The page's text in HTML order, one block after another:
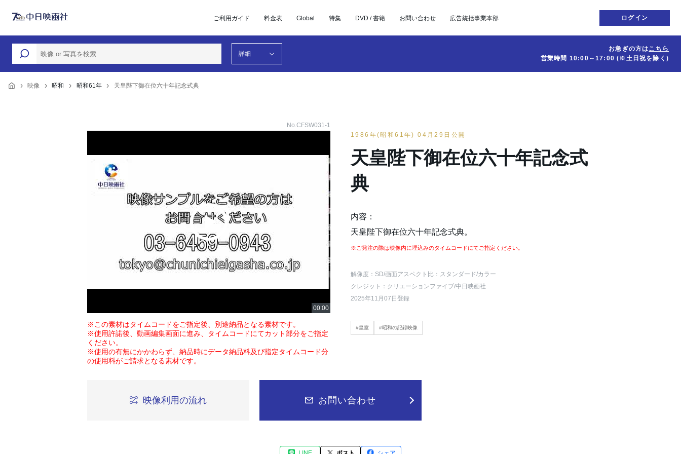
ご利用ガイド 料金表 Global 特集 DVD / 書籍 お問い合わせ 広告統括事業本部 ログイン
詳細
お急ぎの方はこちら
営業時間 10:00～17:00(※土日祝を除く)
映像 昭和 昭和61年 天皇陛下御在位六十年記念式典
No.CFSW031-1
※この素材はタイムコードをご指定後、別途納品となる素材です。
※使用許諾後、動画編集画面に進み、タイムコードにてカット部分をご指定
ください。
※使用の有無にかかわらず、納品時にデータ納品料及び指定タイムコード分
の使用料がご請求となる素材です。
1986年(昭和61年) 04月29日公開
天皇陛下御在位六十年記念式
典
内容：
天皇陛下御在位六十年記念式典。
※ご発注の際は映像内に埋込みのタイムコードにてご指定ください。
解像度：SD/画面アスペクト比：スタンダード/カラー
クレジット：クリエーションファイブ/中日映画社
2025年11月07日登録
#皇室 #昭和の記録映像
映像利用の流れ お問い合わせ